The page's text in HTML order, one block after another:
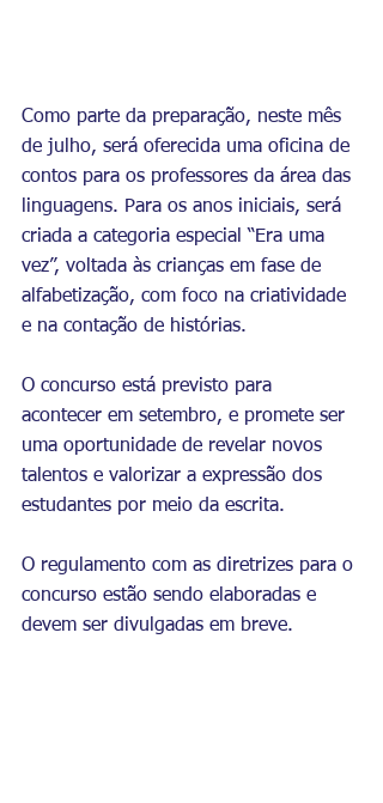
Como parte da preparação, neste mês
de julho, será oferecida uma oficina de
contos para os professores da área das
linguagens. Para os anos iniciais, será
criada a categoria especial “Era uma
vez”, voltada às crianças em fase de
alfabetização, com foco na criatividade
e na contação de histórias.
O concurso está previsto para
acontecer em setembro, e promete ser
uma oportunidade de revelar novos
talentos e valorizar a expressão dos
estudantes por meio da escrita.
O regulamento com as diretrizes para o
concurso estão sendo elaboradas e
devem ser divulgadas em breve.